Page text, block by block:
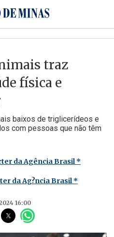
traz
física e
baixos de triglicerídeos e
com pessoas que não têm
da Agência Brasil *
da Ag?ncia Brasil *
16:00